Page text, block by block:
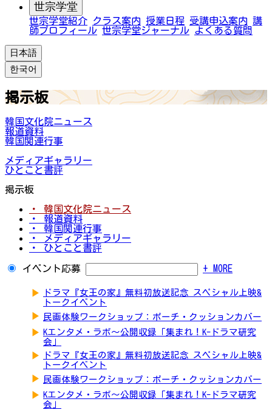
世宗学堂
世宗学堂紹介 クラス案内 授業日程 受講申込案内 講
師プロフィール 世宗学堂ジャーナル よくある質問
日本語
한국어
掲示板
韓国文化院ニュース
報道資料
韓国関連行事
メディアギャラリー
ひとこと書評
掲示板
・ 韓国文化院ニュース
・ 報道資料
・ 韓国関連行事
・ メディアギャラリー
・ ひとこと書評
イベント応募 + MORE
▶
ドラマ『女王の家』無料初放送記念 スペシャル上映&
トークイベント
▶ 民画体験ワークショップ：ポーチ・クッションカバー
▶ Kエンタメ・ラボ～公開収録「集まれ！K-ドラマ研究
会」
▶
ドラマ『女王の家』無料初放送記念 スペシャル上映&
トークイベント
▶ 民画体験ワークショップ：ポーチ・クッションカバー
▶ Kエンタメ・ラボ～公開収録「集まれ！K-ドラマ研究
会」